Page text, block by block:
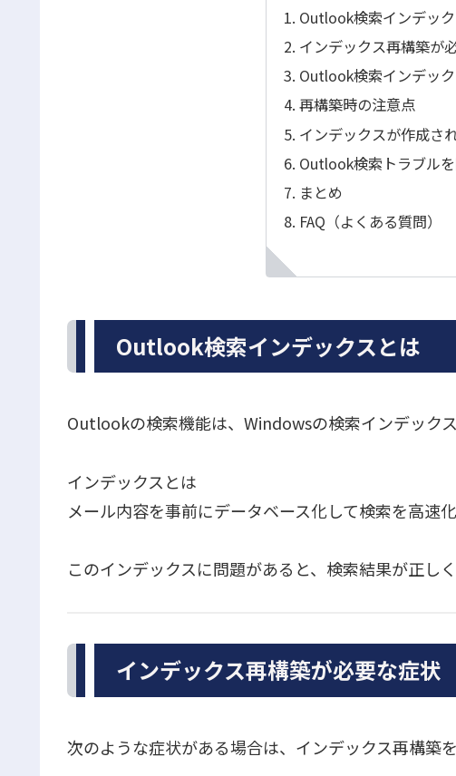
Outlook検索インデッ
インデックス再構築が
Outlook検索インデッ
再構築時の注意点
インデックスが作成さ
Outlook検索トラブル
まとめ
FAQ（よくある質問）
Outlook検索インデックスとは
Outlookの検索機能は、Windowsの検索インデックス
インデックスとは
メール内容を事前にデータベース化して検索を高速
このインデックスに問題があると、検索結果が正し
インデックス再構築が必要な症状
次のような症状がある場合は、インデックス再構築